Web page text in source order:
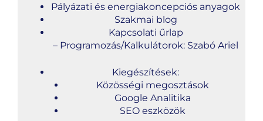
Pályázati és energiakoncepciós anyagok
Szakmai blog
Kapcsolati űrlap
– Programozás/Kalkulátorok: Szabó Ariel
Kiegészítések:
Közösségi megosztások
Google Analitika
SEO eszközök